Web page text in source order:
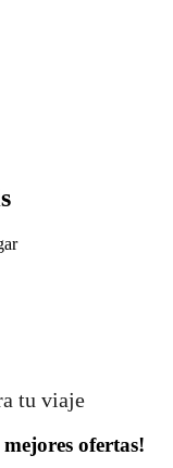
tu viaje
ofertas!